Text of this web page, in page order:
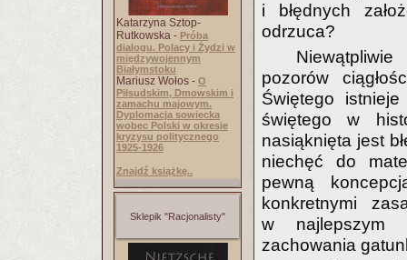
Katarzyna Sztop-
Rutkowska - Próba
dialogu. Polacy i Żydzi w
międzywojennym
Białymstoku
Mariusz Wołos - O
Piłsudskim, Dmowskim i
zamachu majowym.
Dyplomacja sowiecka
wobec Polski w okresie
kryzysu politycznego
1925-1926
Znajdź książkę..
Sklepik "Racjonalisty"
i błędnych
odrzuca?
pozorów
Świętego
świętego w
nasiąknięta jest
niechęć do
pewną
konkretnymi
w najlepszym
zachowania